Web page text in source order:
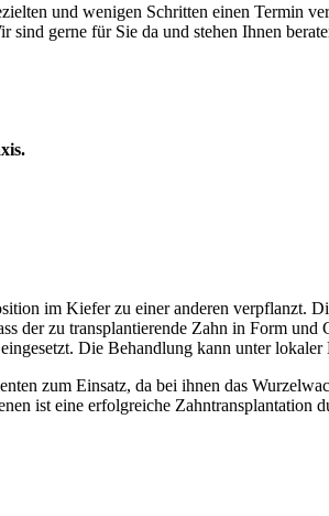
und wenigen Schritten einen Termin
gerne für Sie da und stehen Ihnen
im Kiefer zu einer anderen verpflanzt.
der zu transplantierende Zahn in Form
Die Behandlung kann unter
zum Einsatz, da bei ihnen das
ist eine erfolgreiche Zahntransplantation